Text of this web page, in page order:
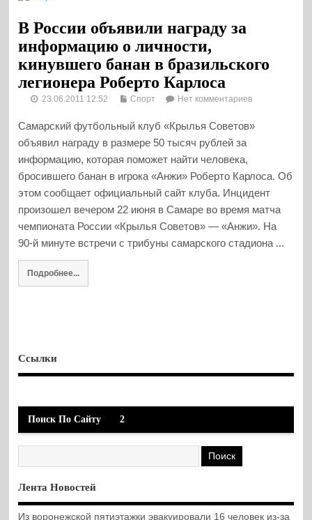
В России объявили награду за
информацию о личности,
кинувшего банан в бразильского
легионера Роберто Карлоса
23.06.2011 12:52 Спорт Нет комментариев
Самарский футбольный клуб «Крылья Советов»
объявил награду в размере 50 тысяч рублей за
информацию, которая поможет найти человека,
бросившего банан в игрока «Анжи» Роберто Карлоса. Об
этом сообщает официальный сайт клуба. Инцидент
произошел вечером 22 июня в Самаре во время матча
чемпионата России «Крылья Советов» — «Анжи». На
90-й минуте встречи с трибуны самарского стадиона ...
Подробнее...
Ссылки
Поиск По Сайту 2
Лента Новостей
Из воронежской пятиэтажки эвакуировали 16 человек из-за